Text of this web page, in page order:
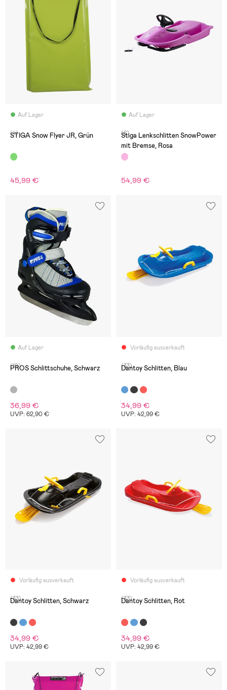
Auf Lager
(4)
STIGA Snow Flyer JR, Grün
45,99 €
Auf Lager
(8)
Stiga Lenkschlitten SnowPower
mit Bremse, Rosa
54,99 €
Auf Lager
(19)
PROS Schlittschuhe, Schwarz
36,99 €
UVP: 62,90 €
Vorläufig ausverkauft
(33)
Dantoy Schlitten, Blau
34,99 €
UVP: 42,99 €
Vorläufig ausverkauft
(33)
Dantoy Schlitten, Schwarz
34,99 €
UVP: 42,99 €
Vorläufig ausverkauft
(33)
Dantoy Schlitten, Rot
34,99 €
UVP: 42,99 €